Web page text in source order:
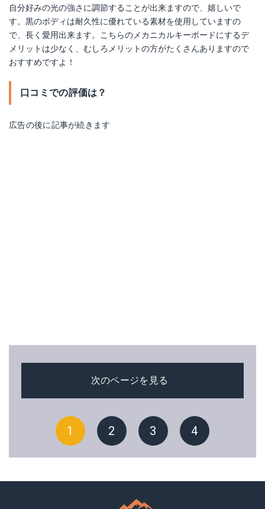
自分好みの光の強さに調節することが出来ますので、嬉しいで
す。黒のボディは耐久性に優れている素材を使用していますの
で、長く愛用出来ます。こちらのメカニカルキーボードにするデ
メリットは少なく、むしろメリットの方がたくさんありますので
おすすめですよ！
口コミでの評価は？
広告の後に記事が続きます
次のページを見る
1 2 3 4